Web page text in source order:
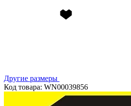
Другие размеры
Код товара: WN00039856